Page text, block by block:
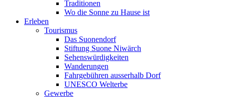
Traditionen
Wo die Sonne zu Hause ist
Erleben
Tourismus
Das Suonendorf
Stiftung Suone Niwärch
Sehenswürdigkeiten
Wanderungen
Fahrgebühren ausserhalb Dorf
UNESCO Welterbe
Gewerbe